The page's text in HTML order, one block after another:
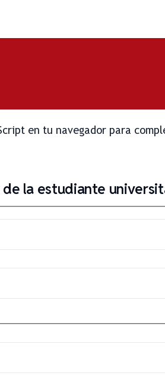
en tu navegador para
de la estudiante